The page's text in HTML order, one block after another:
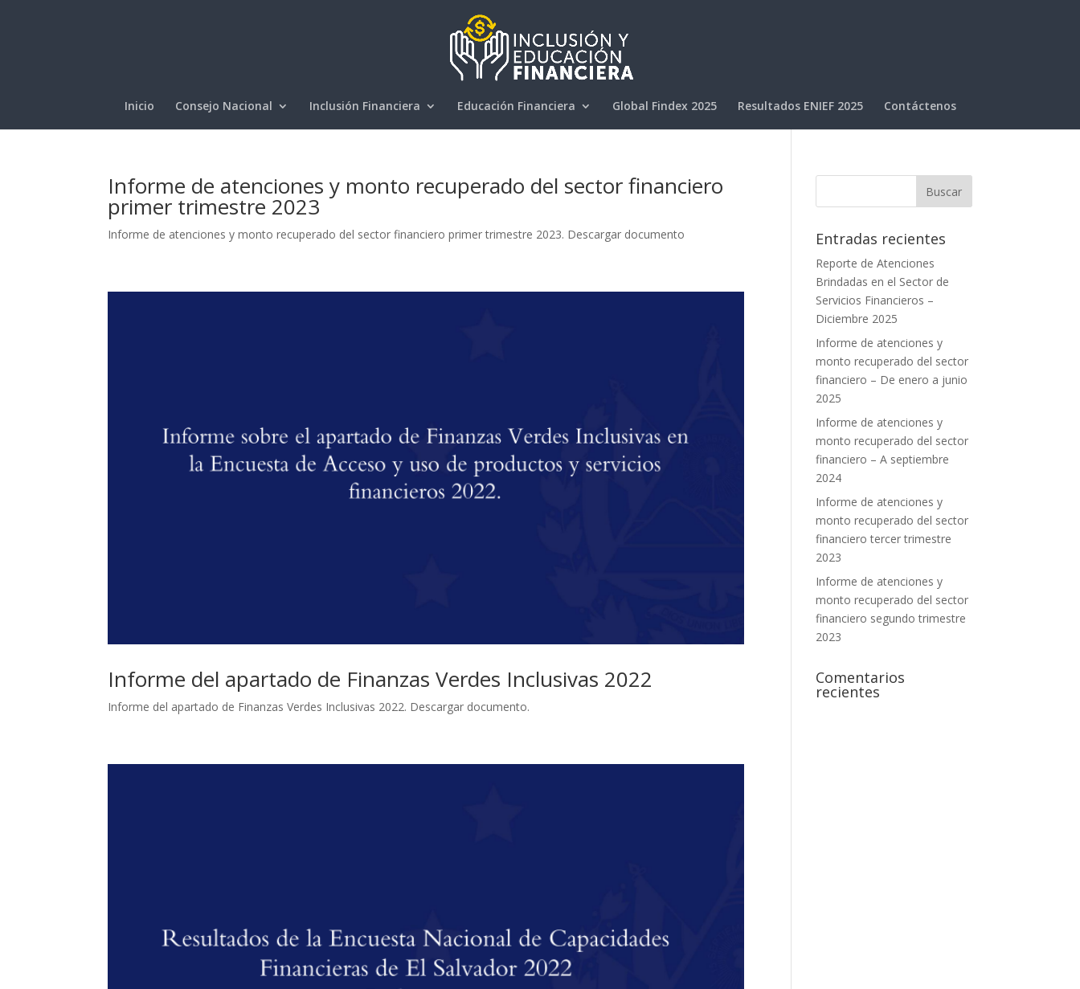
Inicio Consejo Nacional Inclusión Financiera Educación Financiera Global Findex 2025 Resultados ENIEF 2025 Contáctenos
Informe de atenciones y monto recuperado del sector financiero
primer trimestre 2023
Informe de atenciones y monto recuperado del sector financiero primer trimestre 2023. Descargar documento
Informe del apartado de Finanzas Verdes Inclusivas 2022
Informe del apartado de Finanzas Verdes Inclusivas 2022. Descargar documento.
Entradas recientes
Reporte de Atenciones
Brindadas en el Sector de
Servicios Financieros –
Diciembre 2025
Informe de atenciones y
monto recuperado del sector
financiero – De enero a junio
2025
Informe de atenciones y
monto recuperado del sector
financiero – A septiembre
2024
Informe de atenciones y
monto recuperado del sector
financiero tercer trimestre
2023
Informe de atenciones y
monto recuperado del sector
financiero segundo trimestre
2023
Comentarios
recientes